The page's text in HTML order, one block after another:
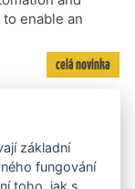
enable an
celá novinka
2022 Brno
věnovat
celá novinka
základní
fungování
toho, jak s